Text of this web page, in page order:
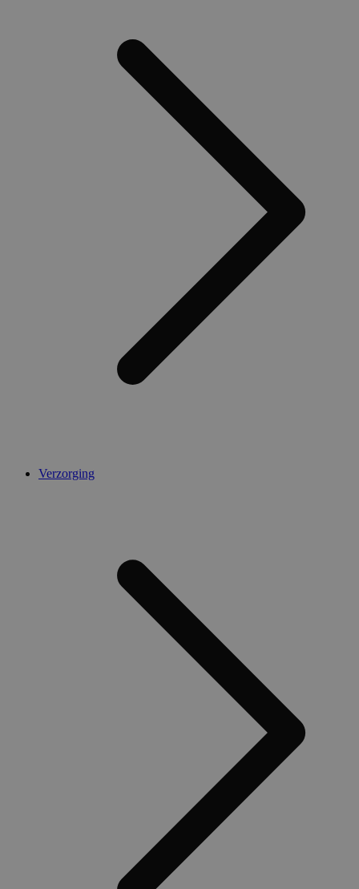
Verzorging